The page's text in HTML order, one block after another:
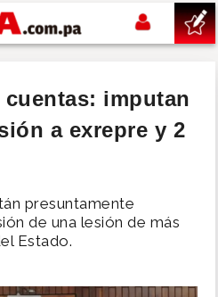
imputan
a exrepre y 2
presuntamente
de una lesión de más
Estado.